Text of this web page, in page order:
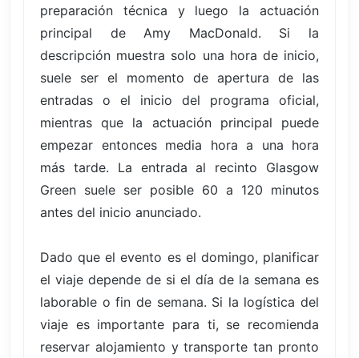
preparación técnica y luego la actuación
principal de Amy MacDonald. Si la
descripción muestra solo una hora de inicio,
suele ser el momento de apertura de las
entradas o el inicio del programa oficial,
mientras que la actuación principal puede
empezar entonces media hora a una hora
más tarde. La entrada al recinto Glasgow
Green suele ser posible 60 a 120 minutos
antes del inicio anunciado.
Dado que el evento es el domingo, planificar
el viaje depende de si el día de la semana es
laborable o fin de semana. Si la logística del
viaje es importante para ti, se recomienda
reservar alojamiento y transporte tan pronto